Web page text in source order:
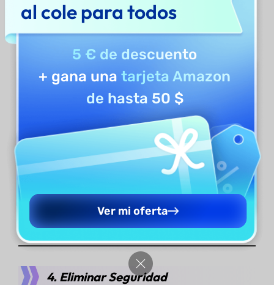
Puede examinar las opciones "Seguridad",
"Avanzado" y "Descripción" del PDF.
4. Eliminar Seguridad
al cole para todos
5 € de descuento
+ gana unatarjeta Amazon
de hasta 50 $
Ver mi oferta